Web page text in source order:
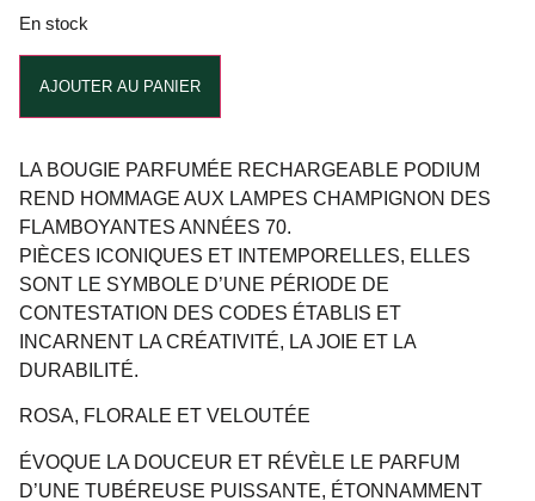
En stock
AJOUTER AU PANIER
LA BOUGIE PARFUMÉE RECHARGEABLE PODIUM
REND HOMMAGE AUX LAMPES CHAMPIGNON DES
FLAMBOYANTES ANNÉES 70.
PIÈCES ICONIQUES ET INTEMPORELLES, ELLES
SONT LE SYMBOLE D’UNE PÉRIODE DE
CONTESTATION DES CODES ÉTABLIS ET
INCARNENT LA CRÉATIVITÉ, LA JOIE ET LA
DURABILITÉ.
ROSA, FLORALE ET VELOUTÉE
ÉVOQUE LA DOUCEUR ET RÉVÈLE LE PARFUM
D’UNE TUBÉREUSE PUISSANTE, ÉTONNAMMENT